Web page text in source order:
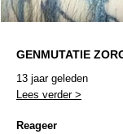
GENMUTATIE
13 jaar geleden
Lees verder >
Reageer